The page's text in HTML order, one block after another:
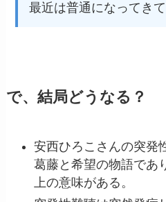
最近は普通になってき
で、結局どうなる？
安西ひろこさんの突発
葛藤と希望の物語であ
上の意味がある。